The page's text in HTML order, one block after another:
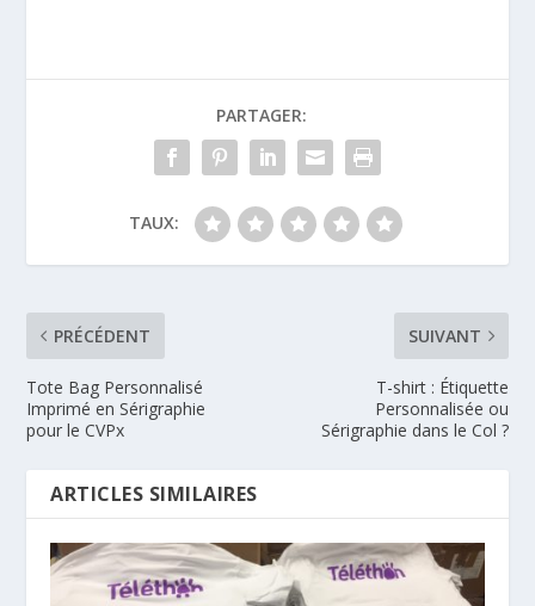
PARTAGER:
TAUX:
PRÉCÉDENT
Tote Bag Personnalisé
Imprimé en Sérigraphie
pour le CVPx
SUIVANT
T-shirt : Étiquette
Personnalisée ou
Sérigraphie dans le Col ?
ARTICLES SIMILAIRES